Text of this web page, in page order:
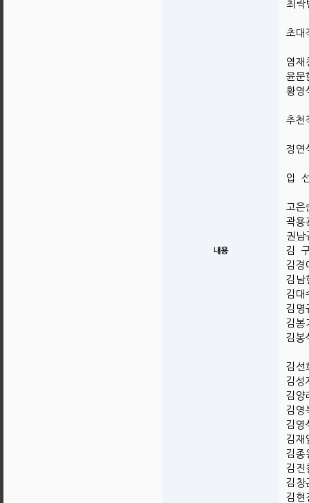
내용
최락
초대
염재
윤문
황영
추천
정연
입
고은
곽용
권
김
김경
김남
김대
김명
김봉
김봉
김선
김성
김양
김영
김영
김재
김종
김진
김창
김현